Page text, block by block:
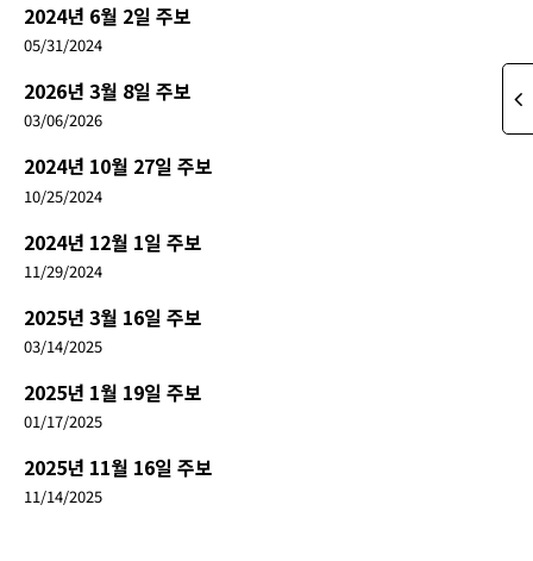
2024년 6월 2일 주보
05/31/2024
2026년 3월 8일 주보
03/06/2026
2024년 10월 27일 주보
10/25/2024
2024년 12월 1일 주보
11/29/2024
2025년 3월 16일 주보
03/14/2025
2025년 1월 19일 주보
01/17/2025
2025년 11월 16일 주보
11/14/2025